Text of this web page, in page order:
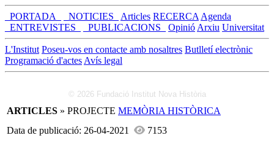
_PORTADA_ _NOTICIES_ Articles RECERCA Agenda
_ENTREVISTES_
_PUBLICACIONS_ Opinió Arxiu Universitat
L'Institut Poseu-vos en contacte amb nosaltres Butlletí electrònic
Programació d'actes Avís legal
© 2026 Fundació Institut Nova Història
ARTICLES » PROJECTE MEMÒRIA HISTÒRICA
Data de publicació: 26-04-2021
7153